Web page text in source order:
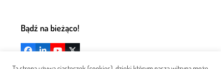
Bądź na bieżąco!
FacebookLinkedInYouTube
X